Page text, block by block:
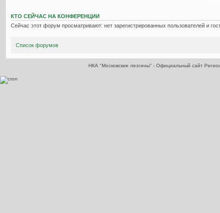
КТО СЕЙЧАС НА КОНФЕРЕНЦИИ
Сейчас этот форум просматривают: нет зарегистрированных пользователей и
Список форумов
НКА "Московские лезгины" - Официальный сайт